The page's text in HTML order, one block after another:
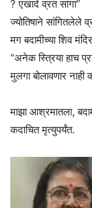
? एखादे व्रत सांगा”
ज्योतिषाने सांगितलेले
मग बदामीच्या शिव
“अनेक स्त्रिया हाच
मुलगा बोलावणार नाही
माझा आश्रमातला,
कदाचित मृत्युपर्यंत.